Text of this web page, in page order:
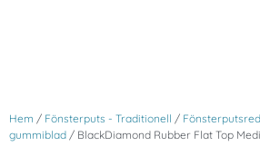
Hem / Fönsterputs - Traditionell /
gummiblad / BlackDiamond Rubber Flat Top